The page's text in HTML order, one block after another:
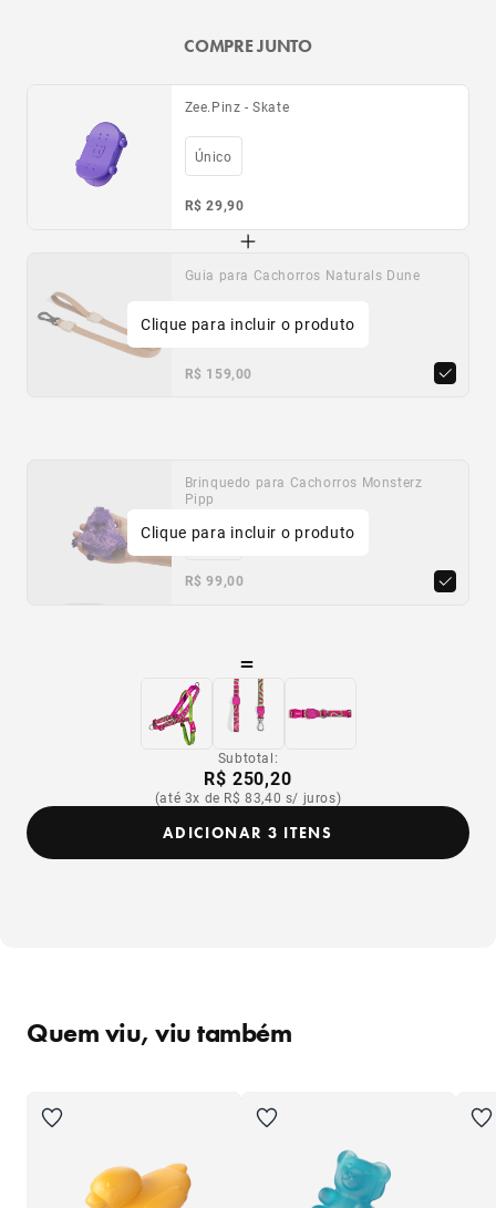
COMPRE JUNTO
Zee.Pinz - Skate
Único
R$ 29,90
Guia para Cachorros Naturals Dune
PP P G
R$ 159,00
Clique para incluir o produto
Brinquedo para Cachorros Monsterz
Pipp
Único
R$ 99,00
Clique para incluir o produto
=
Subtotal:
R$ 250,20
(até 3x de R$ 83,40 s/ juros)
ADICIONAR 3 ITENS
Quem viu, viu também